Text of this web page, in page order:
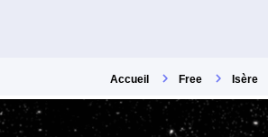
Accueil Free Isère